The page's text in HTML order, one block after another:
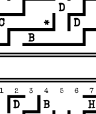
D
*
D
B
2 3 4 5 6 7
D B H